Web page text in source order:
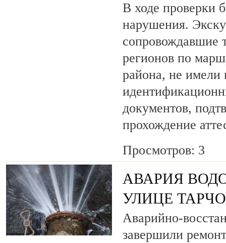
В ходе проверки
нарушения.
сопровождавшие
регионов по
района, не имели
документов,
прохождение
Просмотров: 3
АВАРИЯ
УЛИЦЕ
Аварийно-
завершили